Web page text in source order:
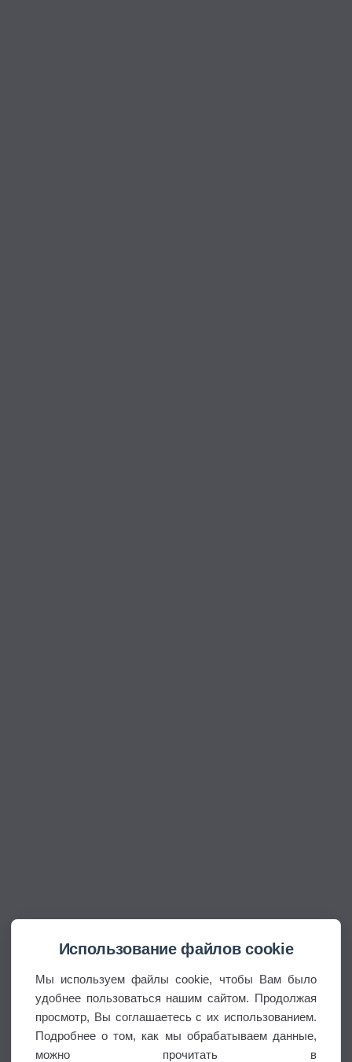
Использование файлов cookie
Мы используем файлы cookie, чтобы Вам было
удобнее пользоваться нашим сайтом. Продолжая
просмотр, Вы соглашаетесь с их использованием.
Подробнее о том, как мы обрабатываем данные,
можно прочитать в